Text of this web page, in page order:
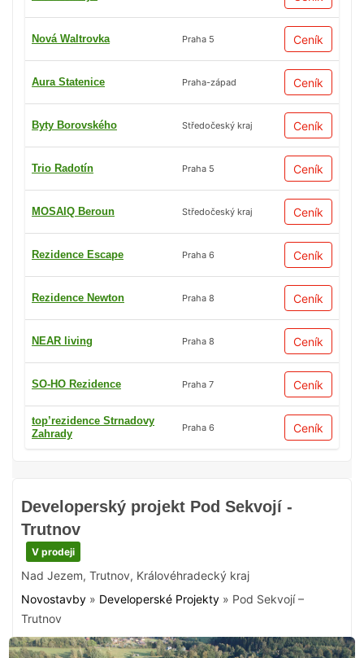
Developerský projekt Pod Sekvojí -
Trutnov
V prodeji
Nad Jezem, Trutnov, Královéhradecký kraj
Novostavby » Developerské Projekty » Pod Sekvojí –
Trutnov
Nová Waltrovka Praha 5 Ceník
Aura Statenice Praha-západ Ceník
Byty Borovského Středočeský kraj Ceník
Trio Radotín Praha 5 Ceník
MOSAIQ Beroun Středočeský kraj Ceník
Rezidence Escape Praha 6 Ceník
Rezidence Newton Praha 8 Ceník
NEAR living Praha 8 Ceník
SO-HO Rezidence Praha 7 Ceník
top’rezidence Strnadovy
Zahrady
Praha 6 Ceník